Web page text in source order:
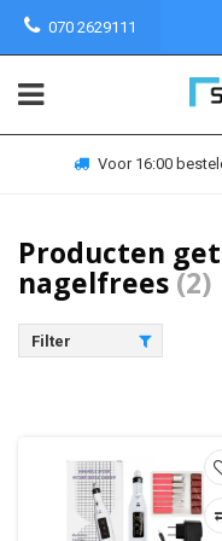
070 2629111
Voor 16:00
Producten
nagelfrees(2)
Filter